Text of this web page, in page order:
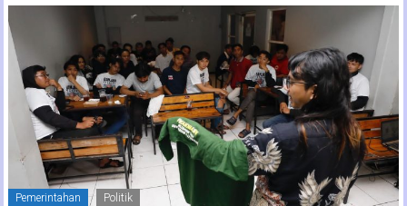
Pemerintahan Politik